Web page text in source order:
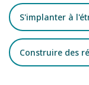
S'implanter à
Construire des